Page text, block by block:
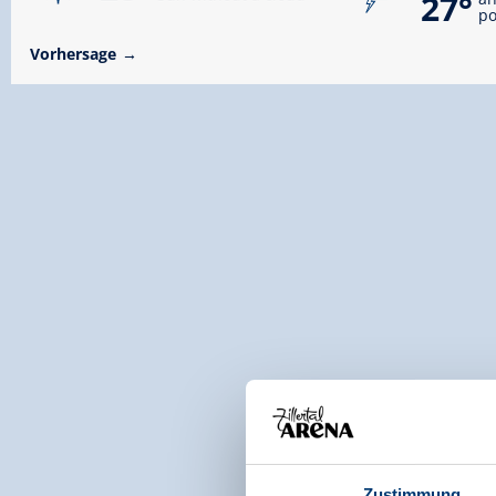
Vorhersage